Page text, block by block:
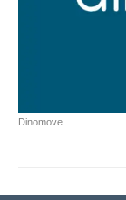
Dinomove